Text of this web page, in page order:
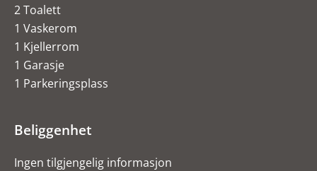
2 Toalett
1 Vaskerom
1 Kjellerrom
1 Garasje
1 Parkeringsplass
Beliggenhet
Ingen tilgjengelig informasjon